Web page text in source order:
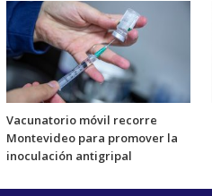
Vacunatorio móvil recorre
Montevideo para promover la
inoculación antigripal